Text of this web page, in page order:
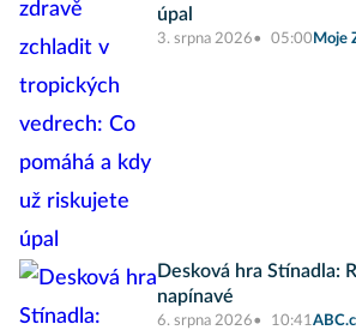
úpal
3. srpna 2026 05:00 Moje
Desková hra Stínadla:
napínavé
6. srpna 2026 10:41